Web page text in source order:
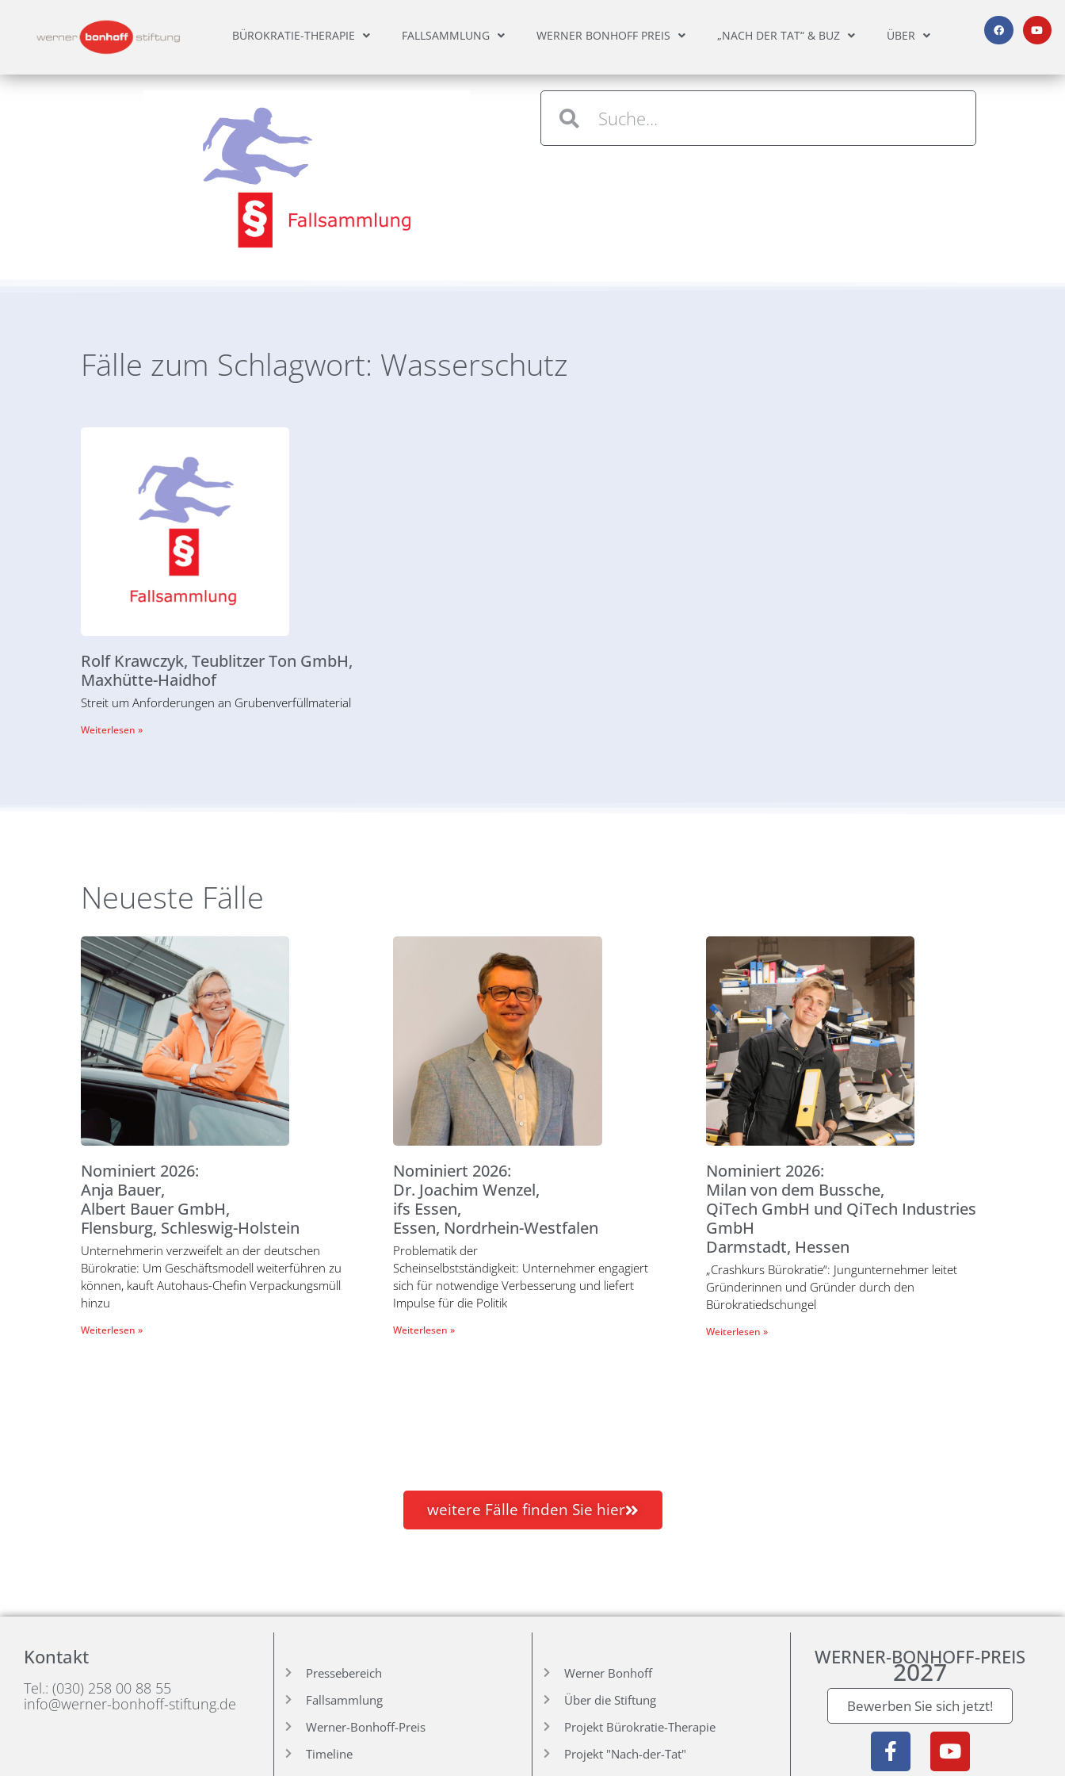
BÜROKRATIE-THERAPIE FALLSAMMLUNG WERNER BONHOFF PREIS „NACH DER TAT“ & BUZ ÜBER
Fälle zum Schlagwort: Wasserschutz
Rolf Krawczyk, Teublitzer Ton GmbH,
Maxhütte-Haidhof
Streit um Anforderungen an Grubenverfüllmaterial
Weiterlesen »
Neueste Fälle
Nominiert 2026:
Anja Bauer,
Albert Bauer GmbH,
Flensburg, Schleswig-Holstein
Unternehmerin verzweifelt an der deutschen
Bürokratie: Um Geschäftsmodell weiterführen zu
können, kauft Autohaus-Chefin Verpackungsmüll
hinzu
Weiterlesen »
Nominiert 2026:
Dr. Joachim Wenzel,
ifs Essen,
Essen, Nordrhein-Westfalen
Problematik der
Scheinselbstständigkeit: Unternehmer engagiert
sich für notwendige Verbesserung und liefert
Impulse für die Politik
Weiterlesen »
Nominiert 2026:
Milan von dem Bussche,
QiTech GmbH und QiTech Industries
GmbH
Darmstadt, Hessen
„Crashkurs Bürokratie“: Jungunternehmer leitet
Gründerinnen und Gründer durch den
Bürokratiedschungel
Weiterlesen »
weitere Fälle finden Sie hier
Kontakt
Tel.: (030) 258 00 88 55
info@werner-bonhoff-stiftung.de
Pressebereich
Fallsammlung
Werner-Bonhoff-Preis
Timeline
Werner Bonhoff
Über die Stiftung
Projekt Bürokratie-Therapie
Projekt "Nach-der-Tat"
WERNER-BONHOFF-PREIS
2027
Bewerben Sie sich jetzt!